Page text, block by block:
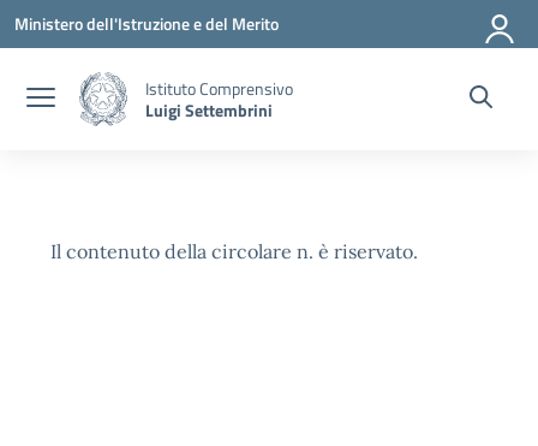
Vai ai contenuti
Vai al menu di navigazione
Vai al footer
Ministero dell'Istruzione e del Merito
Istituto Comprensivo
Luigi Settembrini
Il contenuto della circolare n. è riservato.